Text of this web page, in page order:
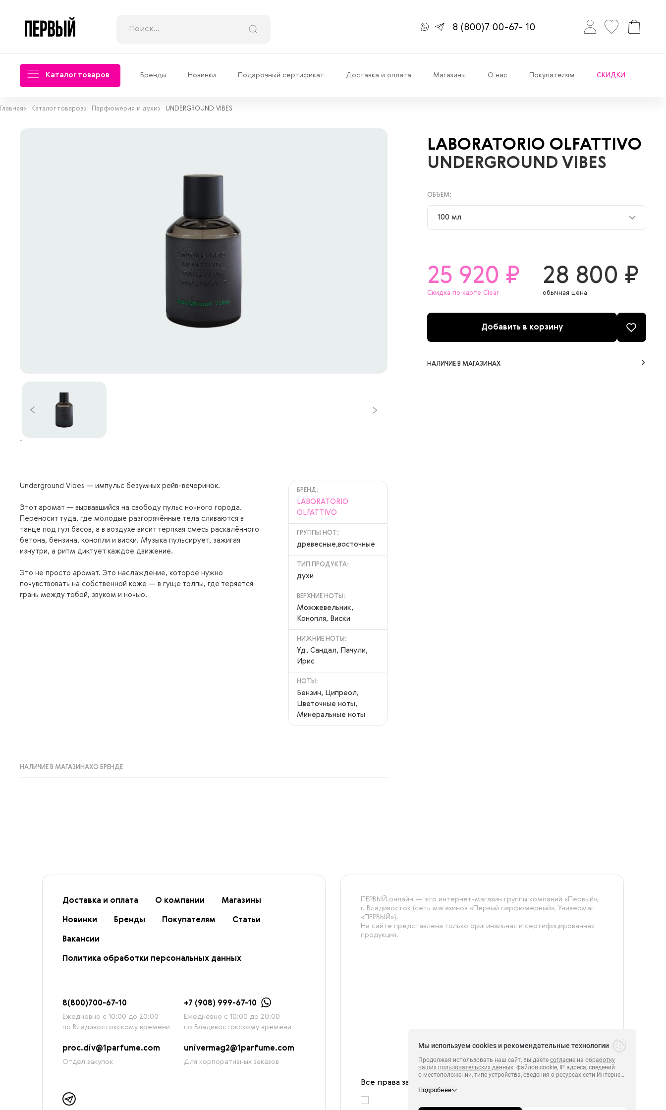
8(800)7 00-67- 10
Каталог товаров Бренды Новинки Подарочный сертификат Доставка и оплата Магазины О нас Покупателям СКИДКИ
Главная Каталог товаров Парфюмерия и духи UNDERGROUND VIBES
LABORATORIO OLFATTIVO
UNDERGROUND VIBES
ОБЪЕМ:
100 мл
25 920 ₽
Скидка по карте Clear
28 800 ₽
обычная цена
Добавить в корзину
НАЛИЧИЕ В МАГАЗИНАХ
Underground Vibes — импульс безумных рейв-вечеринок.
Этот аромат — вырвавшийся на свободу пульс ночного города.
Переносит туда, где молодые разгорячённые тела сливаются в
танце под гул басов, а в воздухе висит терпкая смесь раскалённого
бетона, бензина, конопли и виски. Музыка пульсирует, зажигая
изнутри, а ритм диктует каждое движение.
Это не просто аромат. Это наслаждение, которое нужно
почувствовать на собственной коже — в гуще толпы, где теряется
грань между тобой, звуком и ночью.
БРЕНД:
LABORATORIO
OLFATTIVO
ГРУППЫ НОТ:
древесные,восточные
ТИП ПРОДУКТА:
духи
ВЕРХНИЕ НОТЫ:
Можжевельник,
Конопля, Виски
НИЖНИЕ НОТЫ:
Уд, Сандал, Пачули,
Ирис
НОТЫ:
Бензин, Ципреол,
Цветочные ноты,
Минеральные ноты
НАЛИЧИЕ В МАГАЗИНАХО БРЕНДЕ
Доставка и оплата О компании Магазины
Новинки Бренды Покупателям Статьи
Вакансии
Политика обработки персональных данных
8(800)700-67-10
Ежедневно с 10:00 до 20:00
по Владивостокскому времени
+7 (908) 999-67-10
Ежедневно с 10:00 до 20:00
по Владивостокскому времени
proc.div@1parfume.com
Отдел закупок
univermag2@1parfume.com
Для корпоративных заказов
ПЕРВЫЙ.онлайн — это интернет-магазин группы компаний «‎Первый»,
г. Владивосток (сеть магазинов «Первый парфюмерный», Универмаг
«ПЕРВЫЙ»).
На сайте представлена только оригинальная и сертифицированная
продукция.
Все права защищены.
Мы используем cookies и рекомендательные технологии
Продолжая использовать наш сайт, вы даёте согласие на обработку
ваших пользовательских данных: файлов cookie, IP адреса, сведений
о местоположении, типе устройства, сведения о ресурсах сети Интернет,
Подробнее